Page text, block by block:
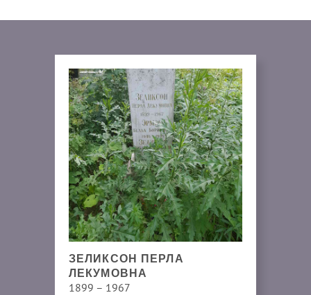
ЗЕЛИКСОН ПЕРЛА
ЛЕКУМОВНА
1899 – 1967